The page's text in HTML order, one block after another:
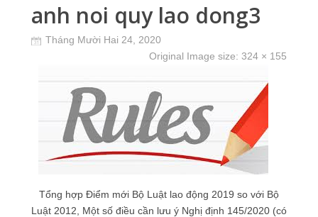
anh noi quy lao dong3
Tháng Mười Hai 24, 2020
Original Image size: 324 × 155
Tổng hợp Điểm mới Bộ Luật lao động 2019 so với Bộ
Luật 2012, Một số điều cần lưu ý Nghị định 145/2020 (có